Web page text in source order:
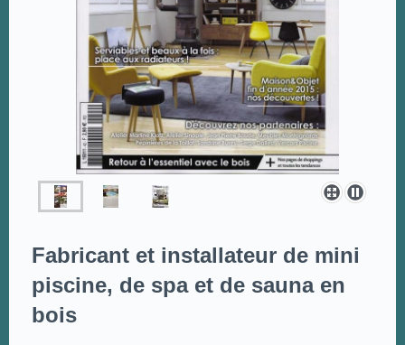
Fabricant et installateur de mini
piscine, de spa et de sauna en
bois